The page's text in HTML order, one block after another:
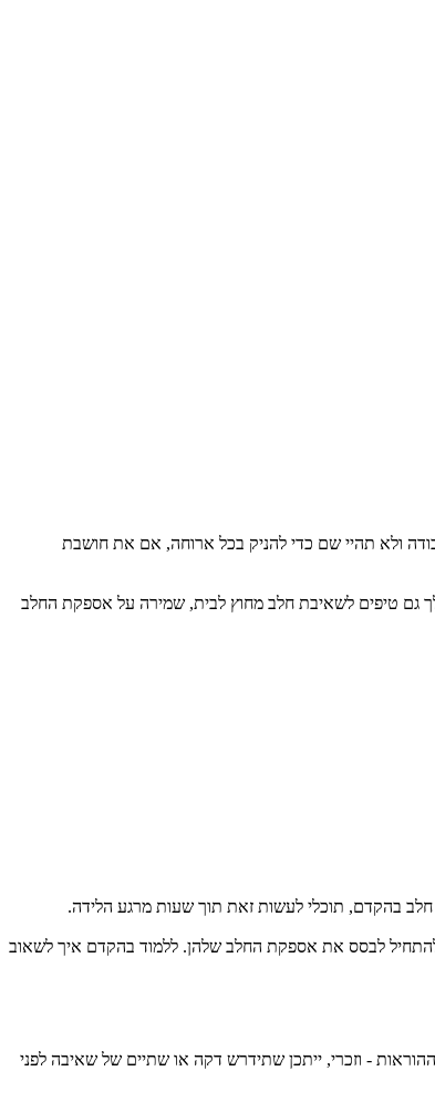
בהקדם, תוכלי לעשות זאת תוך שעות מרגע הלידה.